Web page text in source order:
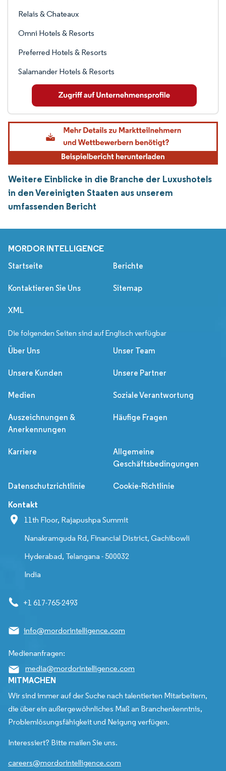
Relais & Chateaux
Omni Hotels & Resorts
Preferred Hotels & Resorts
Salamander Hotels & Resorts
Weitere Einblicke in die Branche der Luxushotels
in den Vereinigten Staaten aus unserem
umfassenden Bericht
MORDOR INTELLIGENCE
Startseite Berichte
Kontaktieren Sie Uns Sitemap
XML
Die folgenden Seiten sind auf Englisch verfügbar
Über Uns Unser Team
Unsere Kunden Unsere Partner
Medien Soziale Verantwortung
Auszeichnungen &
Anerkennungen
Häufige Fragen
Karriere
Allgemeine
Geschäftsbedingungen
Datenschutzrichtlinie Cookie-Richtlinie
Kontakt
11th Floor, Rajapushpa Summit
Nanakramguda Rd, Financial District, Gachibowli
Hyderabad, Telangana - 500032
India
+1 617-765-2493
info@mordorintelligence.com
Medienanfragen:
media@mordorintelligence.com
MITMACHEN
Wir sind immer auf der Suche nach talentierten Mitarbeitern,
die über ein außergewöhnliches Maß an Branchenkenntnis,
Problemlösungsfähigkeit und Neigung verfügen.
Interessiert? Bitte mailen Sie uns.
careers@mordorintelligence.com